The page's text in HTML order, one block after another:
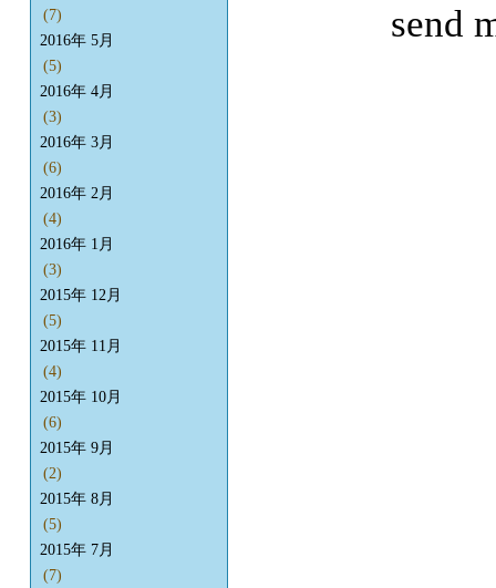
(7)
2016年 5月
(5)
2016年 4月
(3)
2016年 3月
(6)
2016年 2月
(4)
2016年 1月
(3)
2015年 12月
(5)
2015年 11月
(4)
2015年 10月
(6)
2015年 9月
(2)
2015年 8月
(5)
2015年 7月
(7)
send